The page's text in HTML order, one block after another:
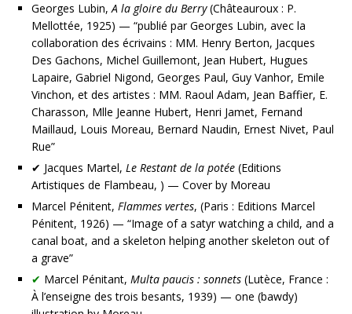
Georges Lubin,A la gloire du Berry(Châteauroux : P.
Mellottée, 1925) — “publié par Georges Lubin, avec la
collaboration des écrivains : MM. Henry Berton, Jacques
Des Gachons, Michel Guillemont, Jean Hubert, Hugues
Lapaire, Gabriel Nigond, Georges Paul, Guy Vanhor, Emile
Vinchon, et des artistes : MM. Raoul Adam, Jean Baffier, E.
Charasson, Mlle Jeanne Hubert, Henri Jamet, Fernand
Maillaud, Louis Moreau, Bernard Naudin, Ernest Nivet, Paul
Rue”
✔ Jacques Martel, Le Restant de la potée (Editions
Artistiques de Flambeau, ) — Cover by Moreau
Marcel Pénitent, Flammes vertes, (Paris : Editions Marcel
Pénitent, 1926) — “Image of a satyr watching a child, and a
canal boat, and a skeleton helping another skeleton out of
a grave”
✔ Marcel Pénitant, Multa paucis : sonnets (Lutèce, France :
À l’enseigne des trois besants, 1939) — one (bawdy)